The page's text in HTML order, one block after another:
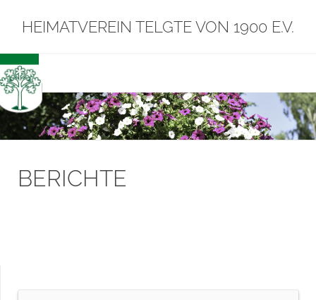
HEIMATVEREIN TELGTE VON 1900 E.V.
BERICHTE